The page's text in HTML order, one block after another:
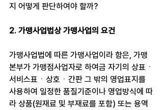
지 어떻게 판단하여야 할까?
2. 가맹사업법상 가맹사업의 요건
가맹사업법에 따른 가맹사업이라 함은, 가맹
본부가 가맹점사업자로 하여금 자기의 상표ㆍ
서비스표ㆍ상호ㆍ간판 그 밖의 영업표지를
사용하여 일정한 품질기준이나 영업방식에 따
라 상품(원재료 및 부재료를 포함) 또는 용역